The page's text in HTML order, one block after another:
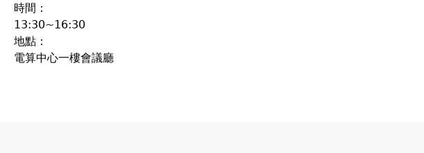
時間：
13:30~16:30
地點：
電算中心一樓會議廳